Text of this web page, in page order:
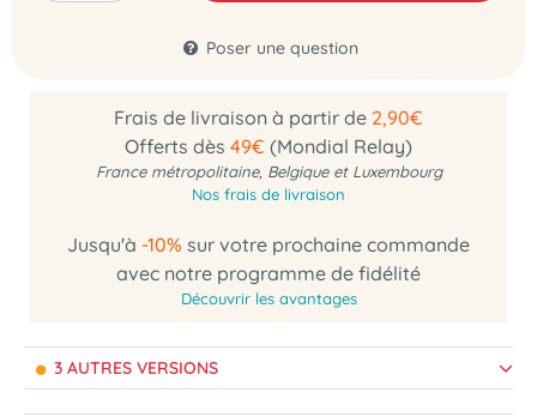
Poser une question
Frais de livraison à partir de 2,90€
Offerts dès 49€ (Mondial Relay)
France métropolitaine, Belgique et Luxembourg
Nos frais de livraison
Jusqu'à -10% sur votre prochaine commande
avec notre programme de fidélité
Découvrir les avantages
3 AUTRES VERSIONS